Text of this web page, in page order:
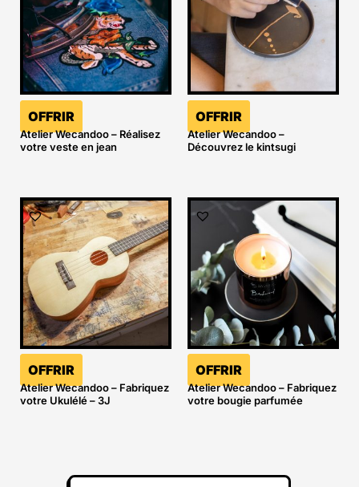
OFFRIR
Atelier Wecandoo – Réalisez
votre veste en jean
OFFRIR
Atelier Wecandoo –
Découvrez le kintsugi
OFFRIR
Atelier Wecandoo – Fabriquez
votre Ukulélé – 3J
OFFRIR
Atelier Wecandoo – Fabriquez
votre bougie parfumée